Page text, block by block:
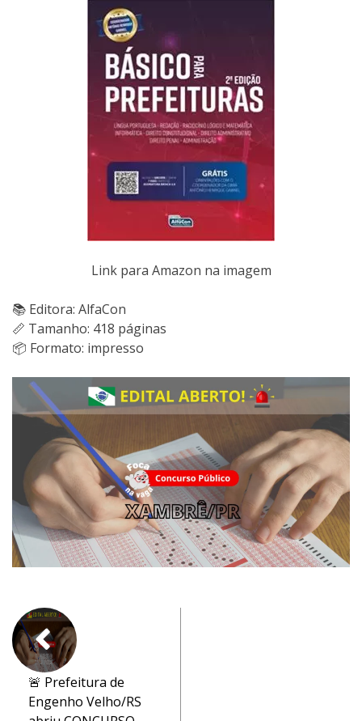
Link para Amazon na imagem
📚 Editora: AlfaCon
📏 Tamanho: 418 páginas
📦 Formato: impresso
🚨 Prefeitura de
Engenho Velho/RS